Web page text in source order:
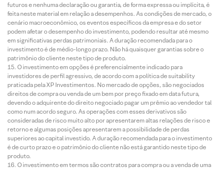
futuros e nenhuma declaração ou garantia, de forma expressa ou implícita, é
feita neste material em relação a desempenhos. As condições de mercado, o
cenário macroeconômico, os eventos específicos da empresa e do setor
podem afetar o desempenho do investimento, podendo resultar até mesmo
em significativas perdas patrimoniais. A duração recomendada para o
investimento é de médio-longo prazo. Não há quaisquer garantias sobre o
patrimônio do cliente neste tipo de produto.
O investimento em opções é preferencialmente indicado para
investidores de perfil agressivo, de acordo com a política de suitability
praticada pela XP Investimentos. No mercado de opções, são negociados
direitos de compra ou venda de um bem por preço fixado em data futura,
devendo o adquirente do direito negociado pagar um prêmio ao vendedor tal
como num acordo seguro. As operações com esses derivativos são
consideradas de risco muito alto por apresentarem altas relações de risco e
retorno e algumas posições apresentarem a possibilidade de perdas
superiores ao capital investido. A duração recomendada para o investimento
é de curto prazo e o patrimônio do cliente não está garantido neste tipo de
produto.
O investimento em termos são contratos para compra ou a venda de uma